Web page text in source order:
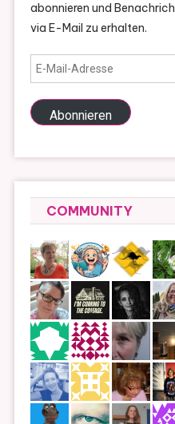
abonnieren und
via E-Mail zu erhalten.
E-
Mail-
Adresse
Abonnieren
COMMUNITY